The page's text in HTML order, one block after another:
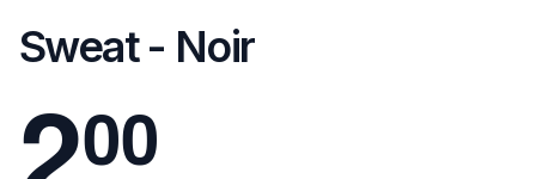
Sweat - Noir
00